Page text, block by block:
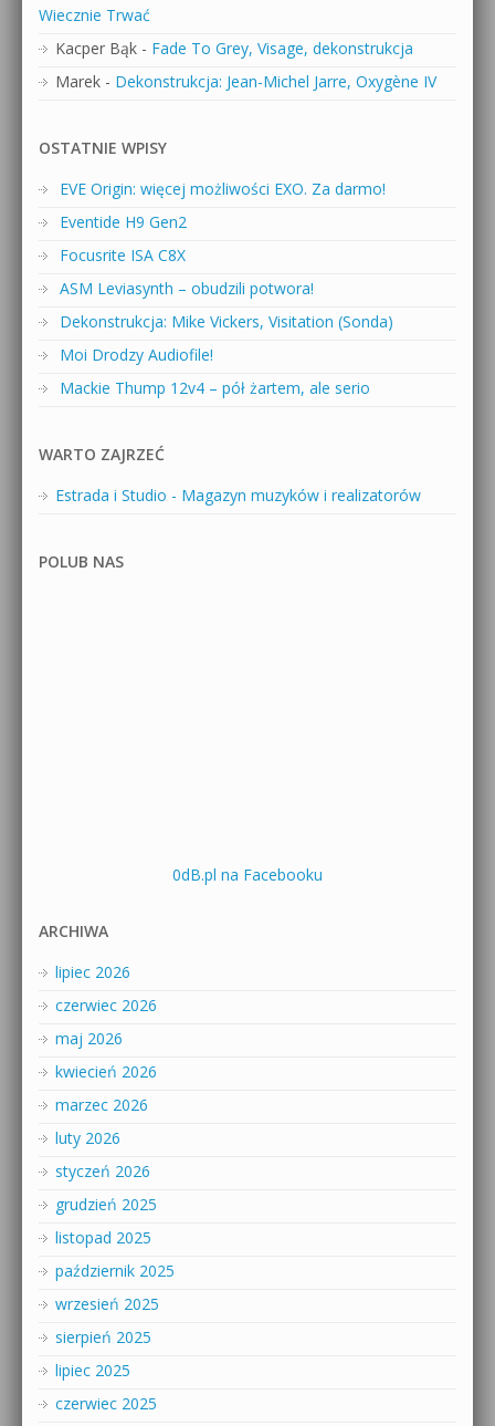
Wiecznie Trwać
Kacper Bąk - Fade To Grey, Visage, dekonstrukcja
Marek - Dekonstrukcja: Jean-Michel Jarre, Oxygène IV
OSTATNIE WPISY
EVE Origin: więcej możliwości EXO. Za darmo!
Eventide H9 Gen2
Focusrite ISA C8X
ASM Leviasynth – obudzili potwora!
Dekonstrukcja: Mike Vickers, Visitation (Sonda)
Moi Drodzy Audiofile!
Mackie Thump 12v4 – pół żartem, ale serio
WARTO ZAJRZEĆ
Estrada i Studio - Magazyn muzyków i realizatorów
POLUB NAS
0dB.pl na Facebooku
ARCHIWA
lipiec 2026
czerwiec 2026
maj 2026
kwiecień 2026
marzec 2026
luty 2026
styczeń 2026
grudzień 2025
listopad 2025
październik 2025
wrzesień 2025
sierpień 2025
lipiec 2025
czerwiec 2025